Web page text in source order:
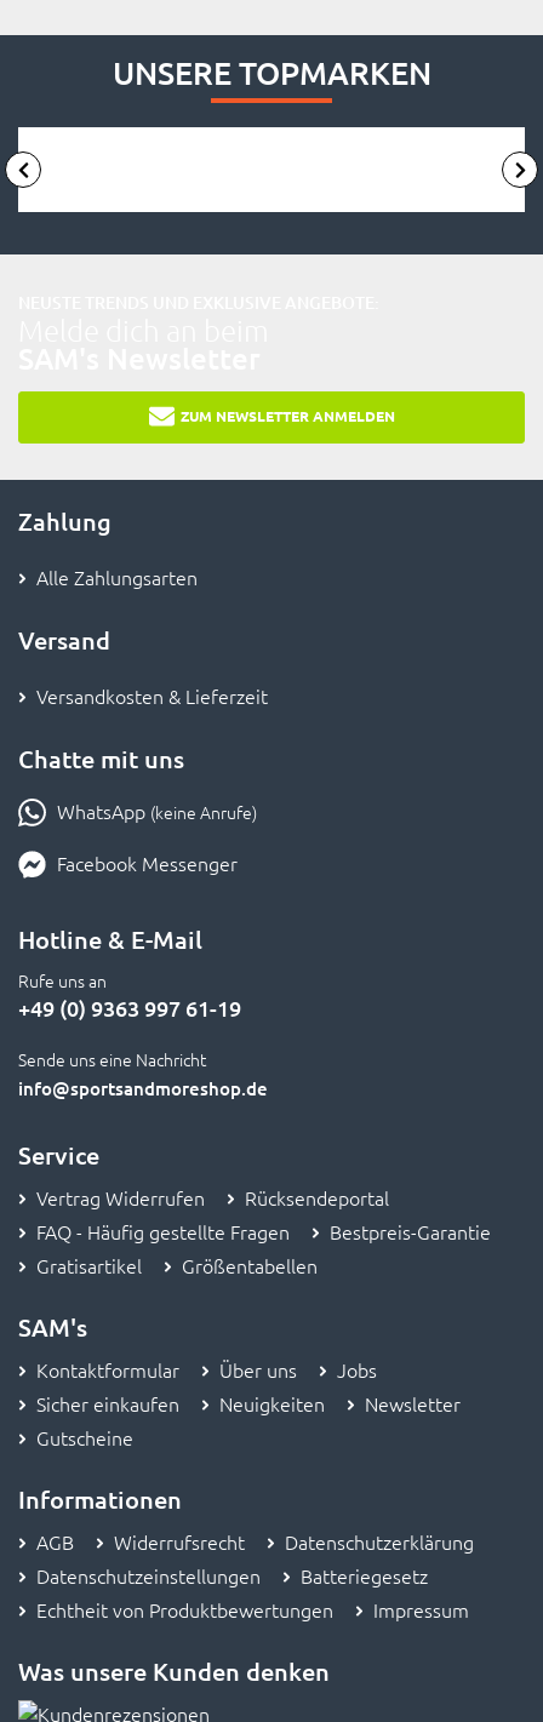
UNSERE TOPMARKEN
ZUM NEWSLETTER ANMELDEN
Zahlung
Alle Zahlungsarten
Versand
Versandkosten & Lieferzeit
Chatte mit uns
WhatsApp (keine Anrufe)
Facebook Messenger
Hotline & E-Mail
Rufe uns an
+49 (0) 9363 997 61-19
Sende uns eine Nachricht
info@sportsandmoreshop.de
Service
Vertrag Widerrufen
Rücksendeportal
FAQ - Häufig gestellte Fragen
Bestpreis-Garantie
Gratisartikel
Größentabellen
SAM's
Kontaktformular Über uns
Jobs
Sicher einkaufen
Neuigkeiten
Newsletter
Gutscheine
Informationen
AGB Widerrufsrecht
Datenschutzerklärung
Datenschutzeinstellungen
Batteriegesetz
Echtheit von Produktbewertungen
Impressum
Was unsere Kunden denken